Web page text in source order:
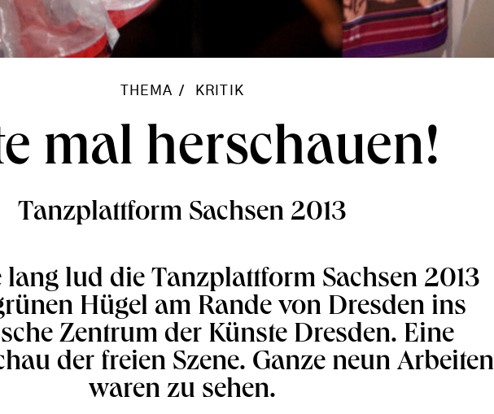
THEMA KRITIK
mal herschauen!
Tanzplattform Sachsen 2013
lang lud die Tanzplattform Sachsen 2013
Hügel am Rande von Dresden ins
Zentrum der Künste Dresden. Eine
der freien Szene. Ganze neun Arbeiten
waren zu sehen.